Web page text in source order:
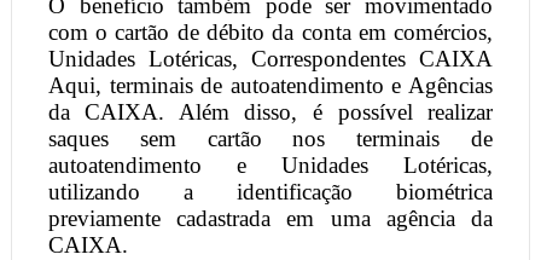
O benefício também pode ser movimentado
com o cartão de débito da conta em comércios,
Unidades Lotéricas, Correspondentes CAIXA
Aqui, terminais de autoatendimento e Agências
da CAIXA. Além disso, é possível realizar
saques sem cartão nos terminais de
autoatendimento e Unidades Lotéricas,
utilizando a identificação biométrica
previamente cadastrada em uma agência da
CAIXA.